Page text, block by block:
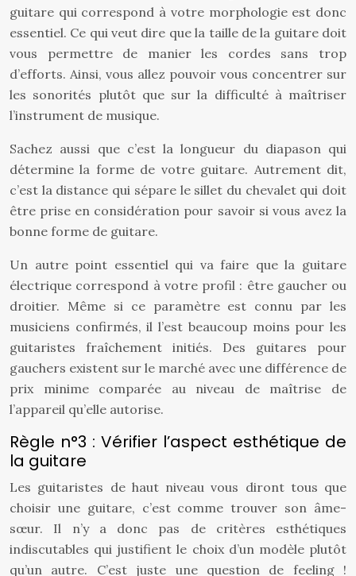
guitare qui correspond à votre morphologie est donc
essentiel. Ce qui veut dire que la taille de la guitare doit
vous permettre de manier les cordes sans trop
d’efforts. Ainsi, vous allez pouvoir vous concentrer sur
les sonorités plutôt que sur la difficulté à maîtriser
l’instrument de musique.
Sachez aussi que c’est la longueur du diapason qui
détermine la forme de votre guitare. Autrement dit,
c’est la distance qui sépare le sillet du chevalet qui doit
être prise en considération pour savoir si vous avez la
bonne forme de guitare.
Un autre point essentiel qui va faire que la guitare
électrique correspond à votre profil : être gaucher ou
droitier. Même si ce paramètre est connu par les
musiciens confirmés, il l’est beaucoup moins pour les
guitaristes fraîchement initiés. Des guitares pour
gauchers existent sur le marché avec une différence de
prix minime comparée au niveau de maîtrise de
l’appareil qu’elle autorise.
Règle n°3 : Vérifier l’aspect esthétique de
la guitare
Les guitaristes de haut niveau vous diront tous que
choisir une guitare, c’est comme trouver son âme-
sœur. Il n’y a donc pas de critères esthétiques
indiscutables qui justifient le choix d’un modèle plutôt
qu’un autre. C’est juste une question de feeling !